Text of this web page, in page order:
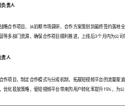
负责人
略合作项目，从前期市场调研、合作方案策划到最终签约落地全
等多部门资源，确保合作项目顺利推进，上线后3个月内为公
责人
作项目，制定合作模式与分成机制，拓展短视频平台的流量渠道
优化投放策略，使短视频平台带来的用户转化率提升15%，为公